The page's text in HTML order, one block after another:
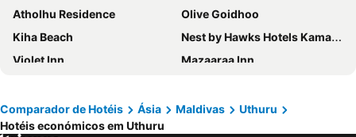
Atholhu Residence
Olive Goidhoo
Kiha Beach
Nest by Hawks Hotels Kamadhoo Baa Atoll
Violet Inn
Mazaaraa Inn
LVIS blancura Hotel
Aquaraa
Chak’z 1964 Beach
Comparador de Hotéis Ásia Maldivas
Uthuru
Hotéis económicos em Uthuru